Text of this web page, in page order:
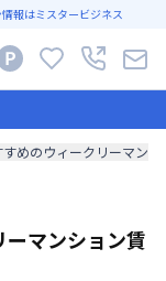
報はミスタービジネス
めのウィークリーマン
マンション賃